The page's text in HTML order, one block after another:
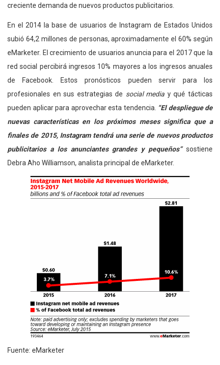
creciente demanda de nuevos productos publicitarios.
En el 2014 la base de usuarios de Instagram de Estados Unidos
subió 64,2 millones de personas, aproximadamente el 60% según
eMarketer. El crecimiento de usuarios anuncia para el 2017 que la
red social percibirá ingresos 10% mayores a los ingresos anuales
de Facebook. Estos pronósticos pueden servir para los
profesionales en sus estrategias de social media y qué tácticas
pueden aplicar para aprovechar esta tendencia. “El despliegue de
nuevas características en los próximos meses significa que a
finales de 2015, Instagram tendrá una serie de nuevos productos
publicitarios a los anunciantes grandes y pequeños”sostiene
Debra Aho Williamson, analista principal de eMarketer.
Fuente: eMarketer